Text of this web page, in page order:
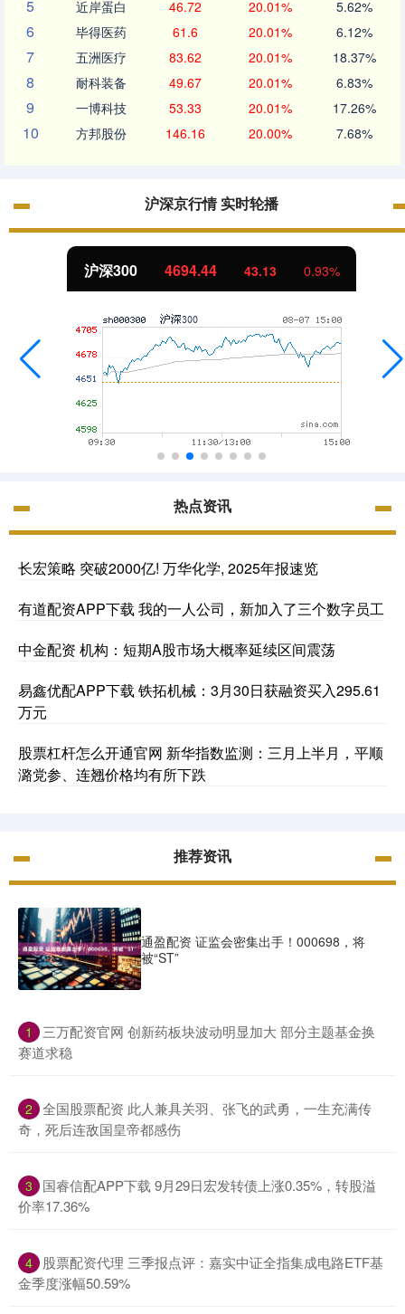
5 近岸蛋白 46.72 20.01% 5.62%
6 毕得医药 61.6 20.01% 6.12%
7 五洲医疗 83.62 20.01% 18.37%
8 耐科装备 49.67 20.01% 6.83%
9 一博科技 53.33 20.01% 17.26%
10 方邦股份 146.16 20.00% 7.68%
沪深京行情 实时轮播
沪深300 4694.44 43.13 0.93%
热点资讯
长宏策略 突破2000亿! 万华化学, 2025年报速览
有道配资APP下载 我的一人公司，新加入了三个数字员工
中金配资 机构：短期A股市场大概率延续区间震荡
易鑫优配APP下载 铁拓机械：3月30日获融资买入295.61
万元
股票杠杆怎么开通官网 新华指数监测：三月上半月，平顺
潞党参、连翘价格均有所下跌
推荐资讯
通盈配资 证监会密集出手！000698，将
被“ST”
1
​三万配资官网 创新药板块波动明显加大 部分主题基金换
赛道求稳
2 ​全国股票配资 此人兼具关羽、张飞的武勇，一生充满传
奇，死后连敌国皇帝都感伤
3
​国睿信配APP下载 9月29日宏发转债上涨0.35%，转股溢
价率17.36%
4
​股票配资代理 三季报点评：嘉实中证全指集成电路ETF基
金季度涨幅50.59%